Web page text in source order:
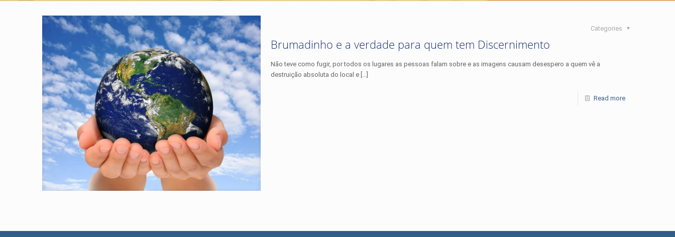
Categories
Brumadinho e a verdade para quem tem Discernimento
Não teve como fugir, por todos os lugares as pessoas falam sobre e as imagens causam desespero a quem vê a
destruição absoluta do local e […]
Read more